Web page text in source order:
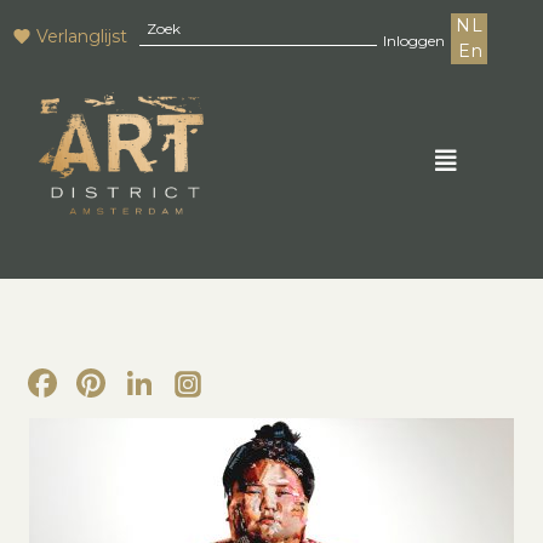
Verlanglijst Inloggen
NL
En
Facebook
Pinterest
LinkedIn